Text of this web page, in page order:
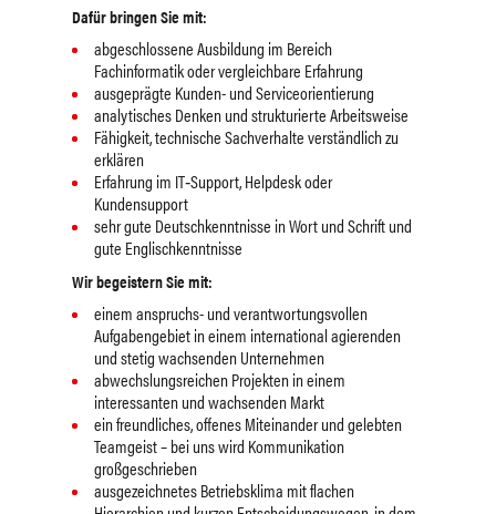
Dafür bringen Sie mit:
abgeschlossene Ausbildung im Bereich
Fachinformatik oder vergleichbare Erfahrung
ausgeprägte Kunden- und Serviceorientierung
analytisches Denken und strukturierte Arbeitsweise
Fähigkeit, technische Sachverhalte verständlich zu
erklären
Erfahrung im IT‑Support, Helpdesk oder
Kundensupport
sehr gute Deutschkenntnisse in Wort und Schrift und
gute Englischkenntnisse
Wir begeistern Sie mit:
einem anspruchs- und verantwortungsvollen
Aufgabengebiet in einem international agierenden
und stetig wachsenden Unternehmen
abwechslungsreichen Projekten in einem
interessanten und wachsenden Markt
ein freundliches, offenes Miteinander und gelebten
Teamgeist – bei uns wird Kommunikation
großgeschrieben
ausgezeichnetes Betriebsklima mit flachen